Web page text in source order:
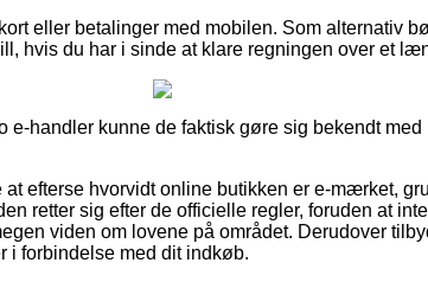
eller betalinger med mobilen. Som alternativ
hvis du har i sinde at klare regningen over et
e-handler kunne de faktisk gøre sig bekendt
efterse hvorvidt online butikken er e-mærket,
retter sig efter de officielle regler, foruden at
viden om lovene på området. Derudover
i forbindelse med dit indkøb.